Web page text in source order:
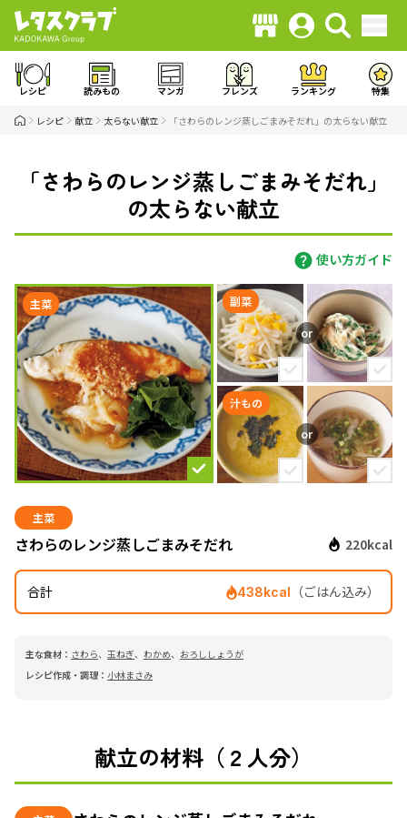
レシピ 読みもの マンガ フレンズ ランキング 特集
レシピ 献立 太らない献立 「さわらのレンジ蒸しごまみそだれ」の太らない献立
「さわらのレンジ蒸しごまみそだれ」
の太らない献立
使い方ガイド
主菜 副菜
汁もの
主菜
さわらのレンジ蒸しごまみそだれ 220kcal
合計 438kcal （ごはん込み）
主な食材： さわら、 玉ねぎ、 わかめ、 おろししょうが
レシピ作成・調理： 小林まさみ
献立の材料（２人分）